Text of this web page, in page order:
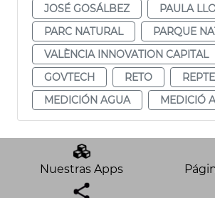
JOSÉ GOSÁLBEZ
PAULA
PARC NATURAL
PARQUE
VALÈNCIA INNOVATION CAPITAL
GOVTECH
RETO
REPTE
MEDICIÓN AGUA
MEDICIÓ
Nuestras Apps